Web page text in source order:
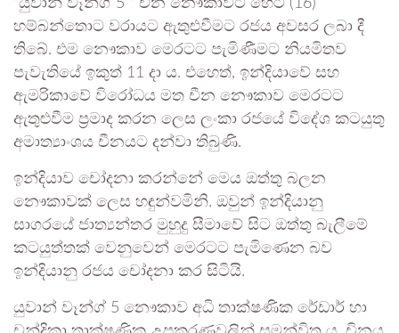
“යුවාන් වෑන්ග් 5 “ චීන නෞකාවට හෙට (16)
හම්බන්තොට වරායට ඇතුළුවීමට රජය අවසර ලබා දී
තිබේ. එම නෞකාව මෙරටට පැමිණීමට නියමිතව
පැවැතියේ ඉකුත් 11 දා ය. එහෙත්, ඉන්දියාවේ සහ
ඇමරිකාවේ විරෝධය මත චීන නෞකාව මෙරටට
ඇතුළුවීම ප්‍රමාද කරන ලෙස ලංකා රජයේ විදේශ කටයුතු
අමාත්‍යාංශය චීනයට දන්වා තිබුණි.
ඉන්දියාව චෝදනා කරන්නේ මෙය ඔත්තු බලන
නෞකාවක් ලෙස හඳුන්වමිනි. ඔවුන් ඉන්දියානු
සාගරයේ ජාත්‍යන්තර මුහුදු සීමාවේ සිට ඔත්තු බැලීමේ
කටයුත්තක් වෙනුවෙන් මෙරටට පැමිණෙන බව
ඉන්දියානු රජය චෝදනා කර සිටියි.
යුවාන් වෑන්ග් 5 නෞකාව අධි තාක්ෂණික රේඩාර් හා